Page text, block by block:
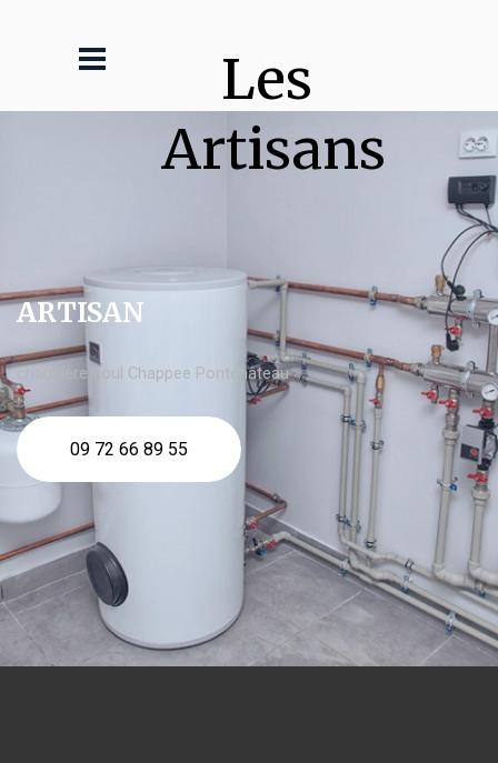
Les
Artisans
ARTISAN
chaudière fioul Chappee Pontchâteau
09 72 66 89 55